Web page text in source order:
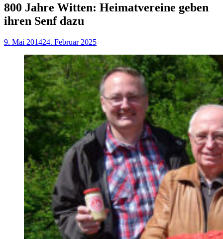
800 Jahre Witten: Heimatvereine geben
ihren Senf dazu
9. Mai 201424. Februar 2025